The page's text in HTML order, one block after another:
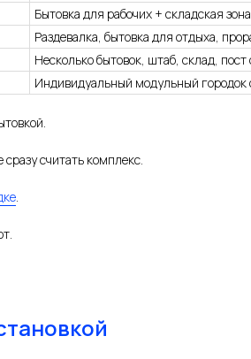
Бытовка для рабочих + складская зона
Раздевалка, бытовка для отдыха,
Несколько бытовок, штаб, склад,
Индивидуальный модульный
считать комплекс.
.